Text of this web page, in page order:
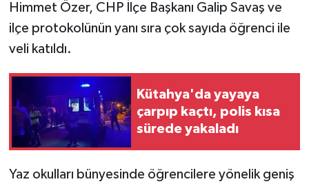
Himmet Özer, CHP İlçe Başkanı Galip Savaş ve
ilçe protokolünün yanı sıra çok sayıda öğrenci ile
veli katıldı.
Kütahya'da yayaya
çarpıp kaçtı, polis kısa
sürede yakaladı
Yaz okulları bünyesinde öğrencilere yönelik geniş